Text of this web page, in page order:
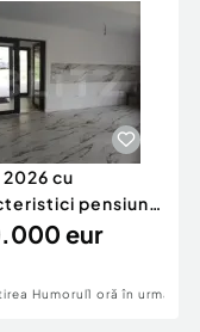
2026 cu
pensiune
eur
Humorului1 oră în urmă